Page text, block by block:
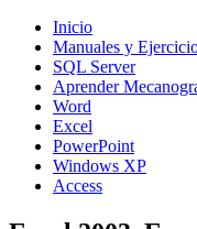
Inicio
Manuales y
SQL Server
Aprender
Word
Excel
PowerPoint
Windows XP
Access